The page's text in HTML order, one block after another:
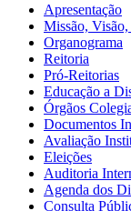
Apresentação
Missão, Visão,
Organograma
Reitoria
Pró-Reitorias
Educação a
Órgãos
Documentos
Avaliação
Eleições
Auditoria
Agenda dos
Consulta